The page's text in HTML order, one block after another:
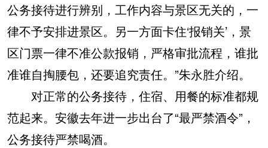
公务接待进行辨别，工作内容与景区无关的，一
律不予安排进景区。另一方面卡住‘报销关’，景
区门票一律不准公款报销，严格审批流程，谁批
准谁自掏腰包，还要追究责任。”朱永胜介绍。
对正常的公务接待，住宿、用餐的标准都规
范起来。安徽去年进一步出台了“最严禁酒令”，
公务接待严禁喝酒。